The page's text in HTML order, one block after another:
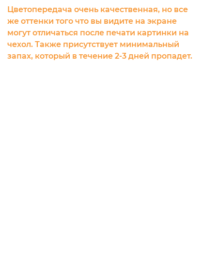
Цветопередача очень качественная, но все
же оттенки того что вы видите на экране
могут отличаться после печати картинки на
чехол. Также присутствует минимальный
запах, который в течение 2-3 дней пропадет.